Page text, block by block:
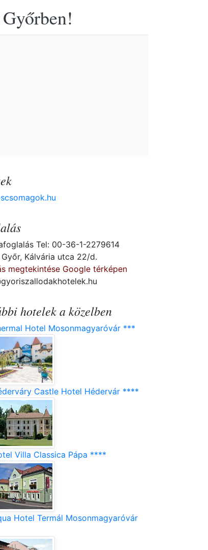
Tel: 00-36-1-2279614
Kálvária utca 22/d.
megtekintése Google térképen
hotelek a közelben
Hotel Mosonmagyaróvár ***
Castle Hotel Hédervár ****
Villa Classica Pápa ****
Hotel Termál Mosonmagyaróvár